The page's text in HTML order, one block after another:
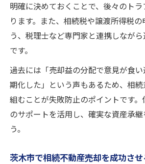
明確に決めておくことで、後々のト
ります。また、相続税や譲渡所得税
う、税理士など専門家と連携しなが
です。
過去には「売却益の分配で意見が食
期化した」という声もあるため、相続
組むことが失敗防止のポイントです。
のサポートを活用し、確実な資産承継
う。
茨木市で相続不動産売却を成功させ